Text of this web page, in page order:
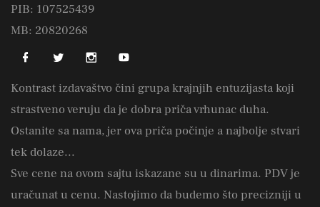
PIB: 107525439
MB: 20820268
Kontrast izdavaštvo čini grupa krajnjih entuzijasta koji
strastveno veruju da je dobra priča vrhunac duha.
Ostanite sa nama, jer ova priča počinje a najbolje stvari
tek dolaze...
Sve cene na ovom sajtu iskazane su u dinarima. PDV je
uračunat u cenu. Nastojimo da budemo što precizniji u